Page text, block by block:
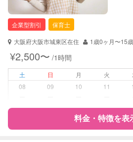
保育士
病児対応 病児、病後
障がい児対応 対応可否は
レッスン なし
企業型割引
保育士
大阪府大阪市城東区在住
1歳0ヶ月〜15
¥2,500〜 /1時間
土 日 月 火
08
09 10 11
料金・特徴を表